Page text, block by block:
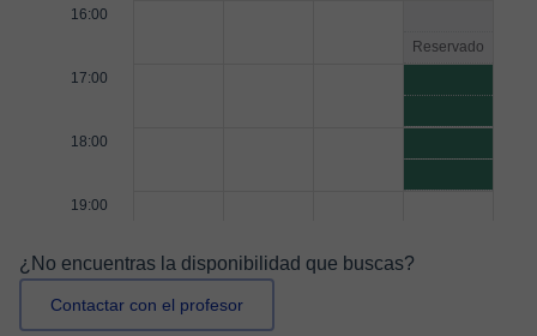
16:00
Reservado
17:00
18:00
19:00
¿No encuentras la disponibilidad que buscas?
Contactar con el profesor